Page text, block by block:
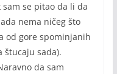
se pitao da li da
nema ničeg što
od gore spominjanih
štucaju sada).
da sam